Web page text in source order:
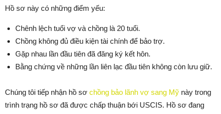
Hồ sơ này có những điểm yếu:
Chênh lệch tuổi vợ và chồng là 20 tuổi.
Chồng không đủ điều kiện tài chính để bảo trợ.
Gặp nhau lần đầu tiên đã đăng ký kết hôn.
Bằng chứng về những lần liên lạc đầu tiên không còn lưu giữ.
Chúng tôi tiếp nhận hồ sơ chồng bảo lãnh vợ sang Mỹ này trong
trình trạng hồ sơ đã được chấp thuận bới USCIS. Hồ sơ đang